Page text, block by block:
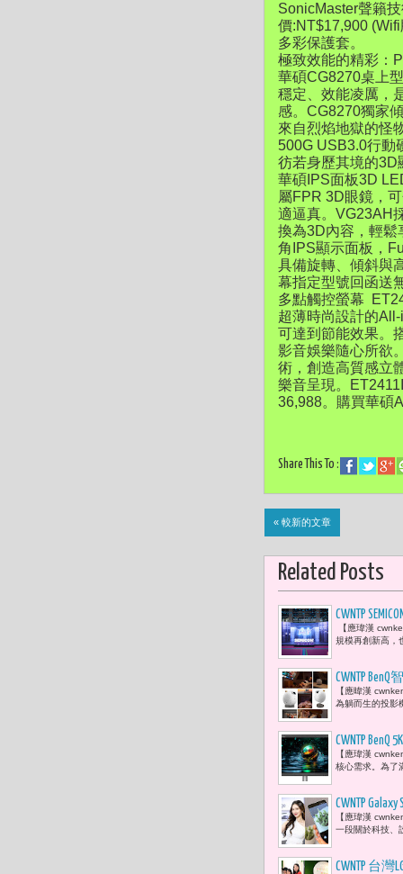
SonicMaster聲籟
價:NT$17,900
多彩保護套。
極致效能的精彩：
華碩CG8270桌上
穩定、效能凌厲，
感。CG8270獨家
來自烈焰地獄的怪
500G USB3.0行動
彷若身歷其境的3D
華碩IPS面板3D
屬FPR 3D眼鏡，
適逼真。VG23AH
換為3D內容，輕鬆
角IPS顯示面板，
具備旋轉、傾斜與
幕指定型號回函送
多點觸控螢幕
超薄時尚設計的
可達到節能效果。
影音娛樂隨心所欲
術，創造高質感立
樂音呈現。
36,988。購買華碩
Share This To :
« 較新的文章
Related Posts
CWNTP
【應瑋漢
規模再創新高，
CWNTP
【應暐漢
為躺而生的投影
CWNTP
【應瑋漢
核心需求。為了
CWNTP
美學
【應瑋漢
一段關於科技、
CWNTP 台